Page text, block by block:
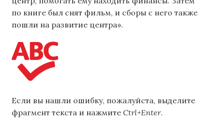
по книге был снят фильм, и сборы с него также
пошли на развитие центра».
Если вы нашли ошибку, пожалуйста, выделите
фрагмент текста и нажмите Ctrl+Enter.